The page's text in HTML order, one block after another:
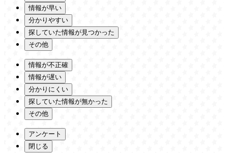
情報が早い
分かりやすい
探していた情報が見つかった
その他
情報が不正確
情報が遅い
分かりにくい
探していた情報が無かった
その他
アンケート
閉じる